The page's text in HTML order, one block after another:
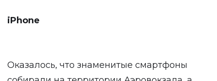
iPhone
Оказалось, что знаменитые смартфоны